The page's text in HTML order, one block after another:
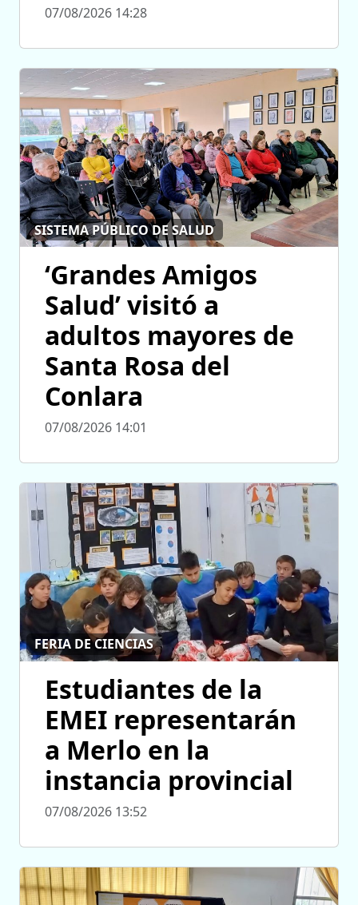
07/08/2026 14:28
SISTEMA PÚBLICO DE SALUD
‘Grandes Amigos
Salud’ visitó a
adultos mayores de
Santa Rosa del
Conlara
07/08/2026 14:01
FERIA DE CIENCIAS
Estudiantes de la
EMEI representarán
a Merlo en la
instancia provincial
07/08/2026 13:52